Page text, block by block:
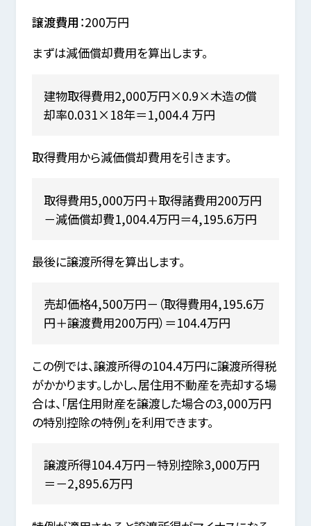
譲渡費用 ：200万円
まずは減価償却費用を算出します。
建物取得費用2,000万円×0.9×木造の償
却率0.031×18年＝1,004.4 万円
取得費用から減価償却費用を引きます。
取得費用5,000万円＋取得諸費用200万円
－減価償却費1,004.4万円＝4,195.6万円
最後に譲渡所得を算出します。
売却価格4,500万円－（取得費用4,195.6万
円＋譲渡費用200万円）＝104.4万円
この例では、譲渡所得の104.4万円に譲渡所得税
がかかります。しかし、居住用不動産を売却する場
合は、「居住用財産を譲渡した場合の3,000万円
の特別控除の特例」を利用できます。
譲渡所得104.4万円－特別控除3,000万円
＝－2,895.6万円